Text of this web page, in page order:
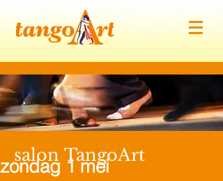
salon TangoArt
zondag 1 mei